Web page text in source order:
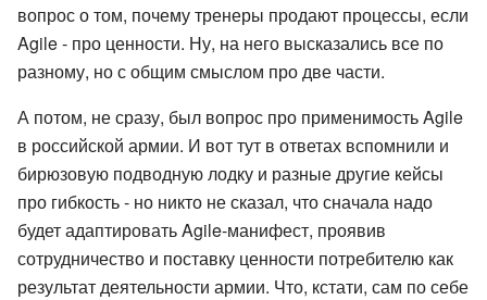
вопрос о том, почему тренеры продают процессы, если
Agile - про ценности. Ну, на него высказались все по
разному, но с общим смыслом про две части.
А потом, не сразу, был вопрос про применимость Agile
в российской армии. И вот тут в ответах вспомнили и
бирюзовую подводную лодку и разные другие кейсы
про гибкость - но никто не сказал, что сначала надо
будет адаптировать Agile-манифест, проявив
сотрудничество и поставку ценности потребителю как
результат деятельности армии. Что, кстати, сам по себе